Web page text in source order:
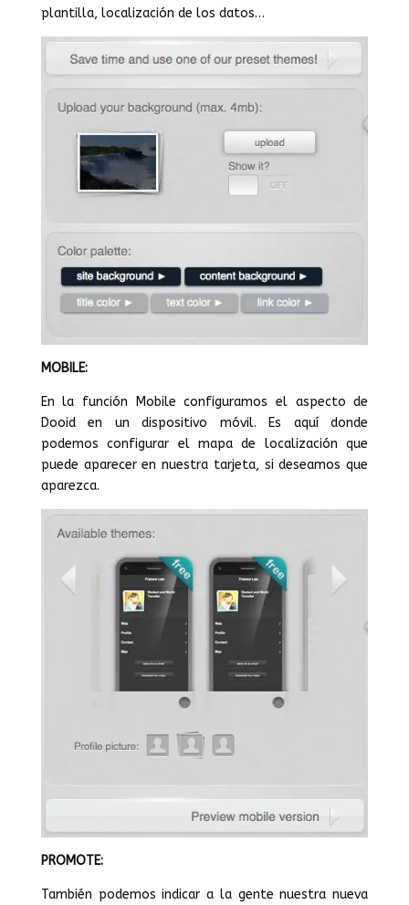
plantilla, localización de los datos…
MOBILE:
En la función Mobile configuramos el aspecto de
Dooid en un dispositivo móvil. Es aquí donde
podemos configurar el mapa de localización que
puede aparecer en nuestra tarjeta, si deseamos que
aparezca.
PROMOTE:
También podemos indicar a la gente nuestra nueva